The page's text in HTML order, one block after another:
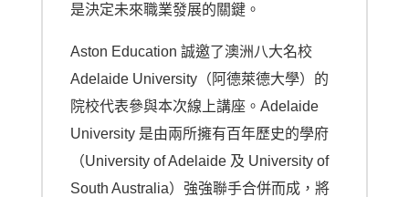
是決定未來職業發展的關鍵。
Aston Education 誠邀了澳洲八大名校
Adelaide University（阿德萊德大學）的
院校代表參與本次線上講座。Adelaide
University 是由兩所擁有百年歷史的學府
（University of Adelaide 及 University of
South Australia）強強聯手合併而成，將